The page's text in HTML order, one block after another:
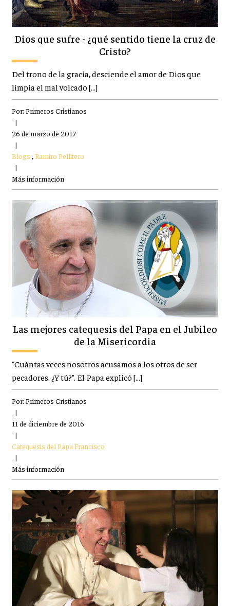
Dios que sufre - ¿qué sentido tiene la cruz de
Cristo?
Del trono de la gracia, desciende el amor de Dios que
limpia el mal volcado […]
Por: Primeros Cristianos
|
26 de marzo de 2017
|
Blogs ,Ramiro Pellitero
|
Más información
Las mejores catequesis del Papa en el Jubileo
de la Misericordia
"Cuántas veces nosotros acusamos a los otros de ser
pecadores. ¿Y tú?”. El Papa explicó […]
Por: Primeros Cristianos
|
11 de diciembre de 2016
|
Catequesis del Papa Francisco
|
Más información